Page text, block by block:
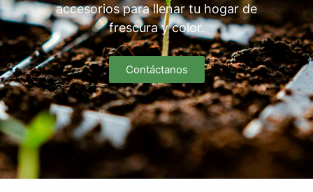
accesorios para llenar tu hogar de
frescura y color.
Contáctanos